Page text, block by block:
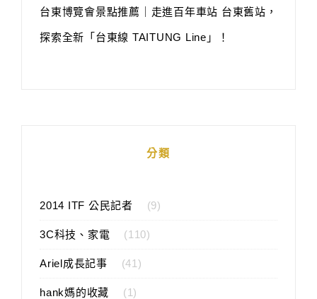
台東博覽會景點推薦｜走進百年車站 台東舊站，
探索全新「台東線 TAITUNG Line」！
分類
2014 ITF 公民記者 (9)
3C科技、家電 (110)
Ariel成長記事 (41)
hank媽的收藏 (1)